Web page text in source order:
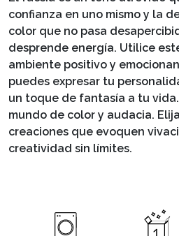
(2 avis)
confianza en uno mismo y la
color que no pasa
desprende energía. Utilice
ambiente positivo y
puedes expresar tu
un toque de fantasía a tu
mundo de color y audacia.
creaciones que evoquen
creatividad sin límites.